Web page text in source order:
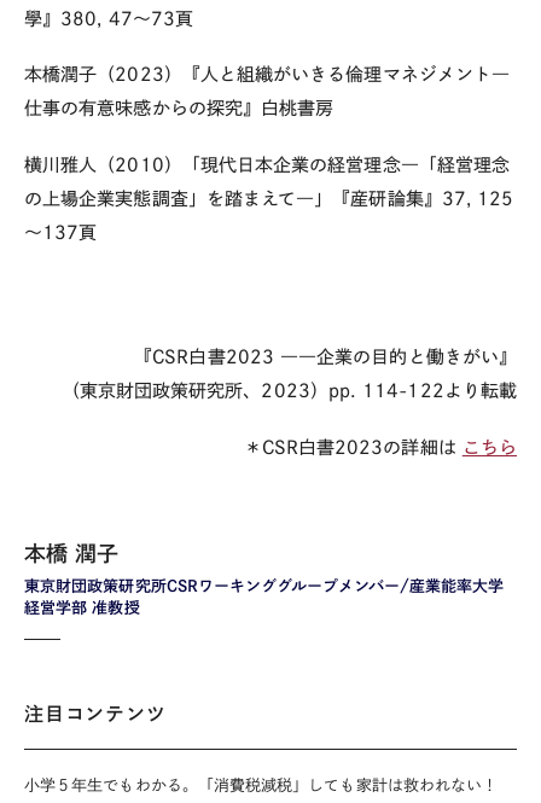
學』380, 47～73頁
本橋潤子（2023）『人と組織がいきる倫理マネジメント―
仕事の有意味感からの探究』白桃書房
横川雅人（2010）「現代日本企業の経営理念―「経営理念
の上場企業実態調査」を踏まえて―」『産研論集』37, 125
～137頁
『CSR白書2023 ――企業の目的と働きがい』
（東京財団政策研究所、2023）pp. 114-122より転載
＊CSR白書2023の詳細は こちら
東京財団政策研究所CSRワーキンググループメンバー/産業能率大学
経営学部 准教授
本橋 潤子
注目コンテンツ
小学５年生でもわかる。「消費税減税」しても家計は救われない！